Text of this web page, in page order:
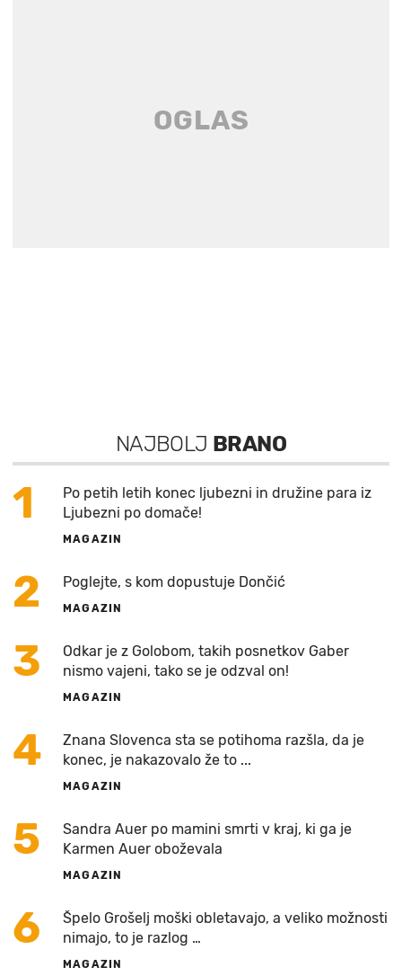
NAJBOLJ BRANO
1
Po petih letih konec ljubezni in družine para iz
Ljubezni po domače!
MAGAZIN
2 Poglejte, s kom dopustuje Dončić
MAGAZIN
3
Odkar je z Golobom, takih posnetkov Gaber
nismo vajeni, tako se je odzval on!
MAGAZIN
4
Znana Slovenca sta se potihoma razšla, da je
konec, je nakazovalo že to ...
MAGAZIN
5
Sandra Auer po mamini smrti v kraj, ki ga je
Karmen Auer oboževala
MAGAZIN
6
Špelo Grošelj moški obletavajo, a veliko možnosti
nimajo, to je razlog …
MAGAZIN